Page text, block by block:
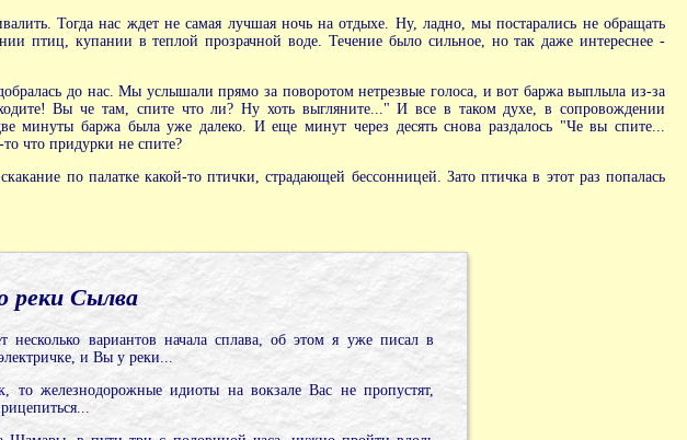
Тогда нас ждет не самая лучшая ночь на отдыхе. Ну, ладно, мы постарались не обращать
птиц, купании в теплой прозрачной воде. Течение было сильное, но так даже интереснее -
до нас. Мы услышали прямо за поворотом нетрезвые голоса, и вот баржа выплыла из-за
Вы че там, спите что ли? Ну хоть выгляните..." И все в таком духе, в сопровождении
минуты баржа была уже далеко. И еще минут через десять снова раздалось "Че вы спите...
что придурки не спите?
по палатке какой-то птички, страдающей бессонницей. Зато птичка в этот раз попалась
реки Сылва
вариантов начала сплава, об этом я уже писал в
и Вы у реки...
железнодорожные идиоты на вокзале Вас не пропустят,